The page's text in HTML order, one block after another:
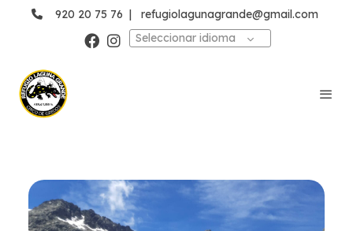
920 20 75 76 |
refugiolagunagrande@gmail.com
Seleccionar idioma